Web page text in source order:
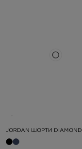
JORDAN ШОРТИ DIAMOND